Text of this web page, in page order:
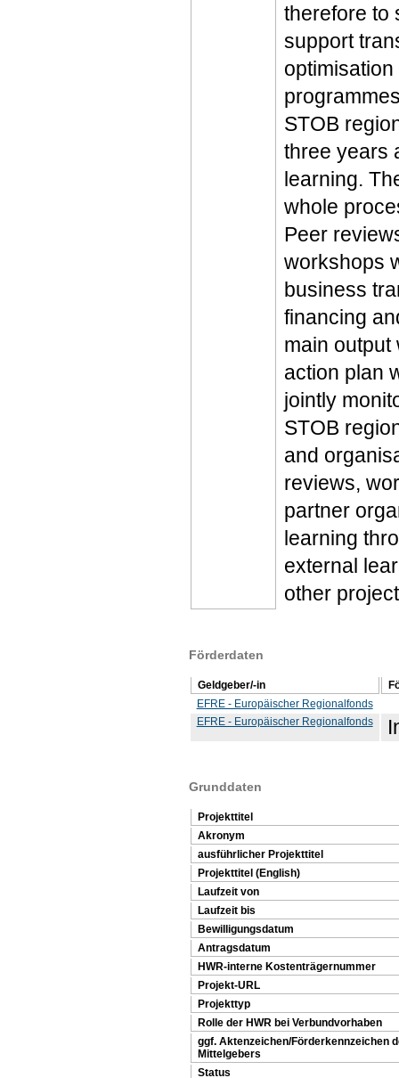
therefore to
support
STOB
three years
learning.
whole
Peer
workshops
business
financing
main output
action plan
jointly
STOB
and
reviews,
partner
learning
external
other
Förderdaten
Geldgeber/-in
EFRE - Europäischer Regionalfonds
EFRE - Europäischer Regionalfonds
Grunddaten
Projekttitel
Akronym
ausführlicher Projekttitel
Projekttitel (English)
Laufzeit von
Laufzeit bis
Bewilligungsdatum
Antragsdatum
HWR-interne Kostenträgernummer
Projekt-URL
Projekttyp
Rolle der HWR bei Verbundvorhaben
ggf. Aktenzeichen/Förderkennzeichen
Mittelgebers
Status